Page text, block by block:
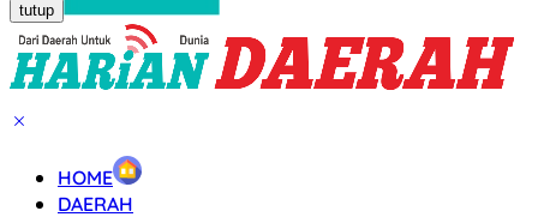
tutup
HOME
DAERAH